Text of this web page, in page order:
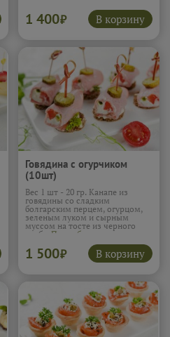
1 400₽ В корзину
Говядина с огурчиком
(10шт)
Вес 1 шт - 20 гр. Канапе из
говядины со сладким
болгарским перцем, огурцом,
зеленым луком и сырным
муссом на тосте из черного
хлеба. Подробнее...
1 500₽ В корзину